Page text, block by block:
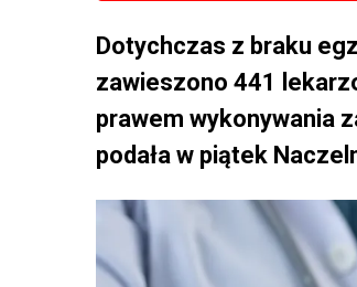
Dotychczas z braku
zawieszono 441
prawem wykonywania
podała w piątek